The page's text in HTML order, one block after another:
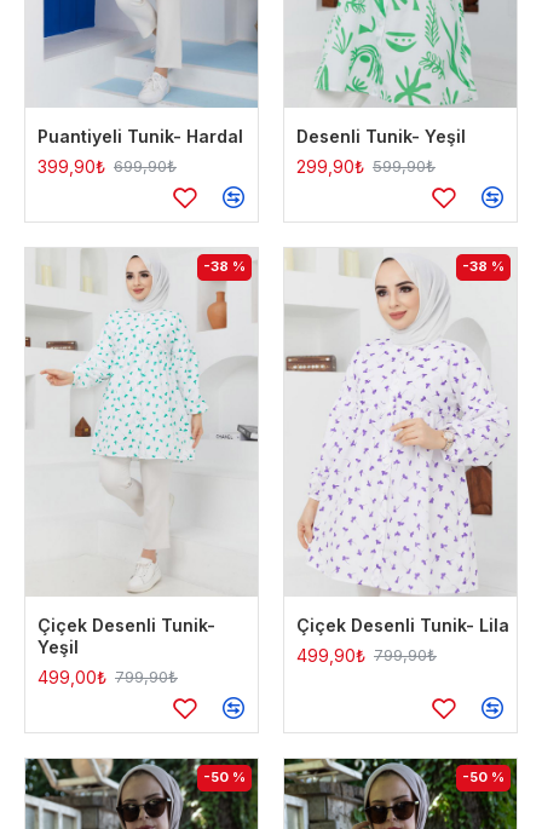
Puantiyeli Tunik- Hardal
399,90₺ 699,90₺
Desenli Tunik- Yeşil
299,90₺ 599,90₺
-38 %
Çiçek Desenli Tunik-
Yeşil
499,00₺ 799,90₺
-38 %
Çiçek Desenli Tunik- Lila
499,90₺ 799,90₺
-50 % -50 %